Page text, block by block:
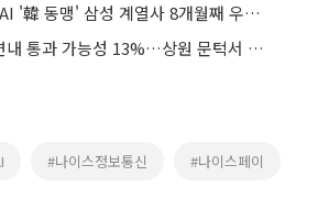
IPO 속도내는 오픈AI '韓 동맹' 삼성 계열사 8개월째 우상향
美 클래리티 법안 연내 통과 가능성 13%…상원 문턱서 제동
#나이스정보통신 #나이스페이